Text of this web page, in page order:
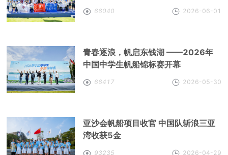
冠军全部揭晓
66040 2026-06-01
青春逐浪，帆启东钱湖 ——2026年
中国中学生帆船锦标赛开幕
66417 2026-05-30
亚沙会帆船项目收官 中国队斩浪三亚
湾收获5金
93235 2026-04-29